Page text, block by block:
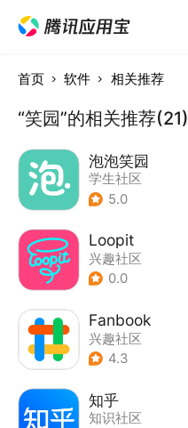
首页 软件 相关推荐
“笑园”的相关推荐(21)
泡泡笑园
学生社区
5.0
Loopit
兴趣社区
0.0
Fanbook
兴趣社区
4.3
知乎
知识社区